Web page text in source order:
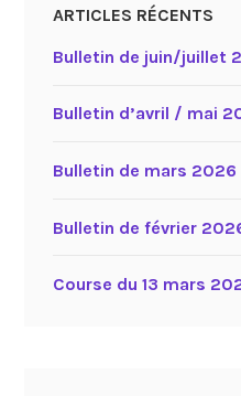
ARTICLES RÉCENTS
Bulletin de juin/juillet
Bulletin d’avril / mai
Bulletin de mars 2026
Bulletin de février
Course du 13 mars